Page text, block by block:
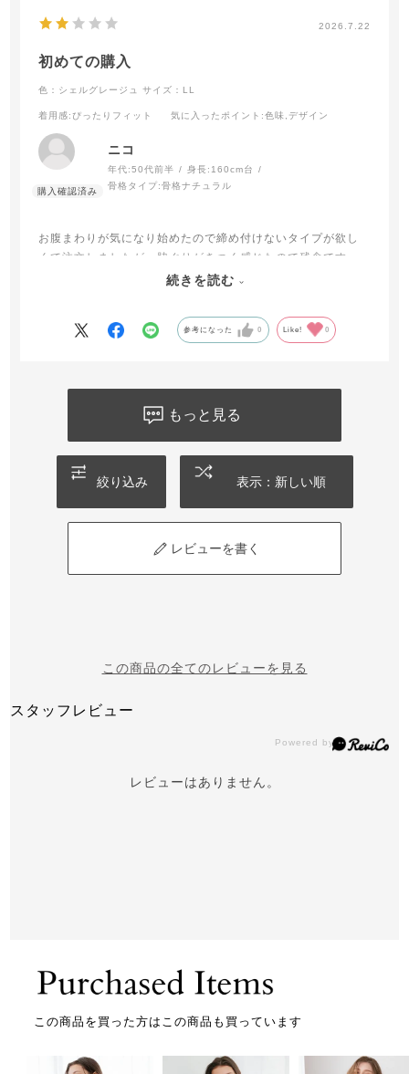
2026.7.22
初めての購入
色：シェルグレージュ サイズ：LL
着用感:ぴったりフィット 気に入ったポイント :色味,デザイン
ニコ
年代:50代前半 身長: 160cm台
骨格タイプ:骨格ナチュラル
お腹まわりが気になり始めたので締め付けないタイプが欲し
くて注文しましたが、脇ぐりがきつく感じたので残念です
着てみて慣れれば気にならなくなるかもしれませんが様子を
続きを読む
参考になった 0 Like! 0
もっと見る
絞り込み 表示：新しい順
レビューを書く
この商品の全てのレビューを見る
スタッフレビュー
レビューはありません。
この商品を買った方はこの商品も買っています